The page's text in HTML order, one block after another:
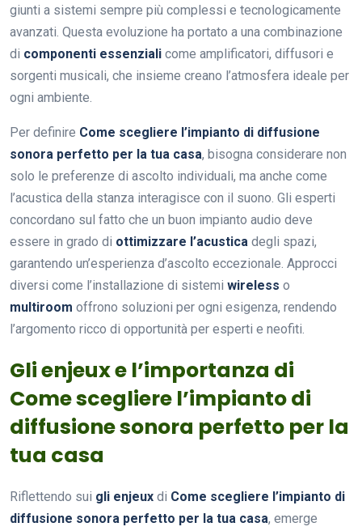
giunti a sistemi sempre più complessi e tecnologicamente
avanzati. Questa evoluzione ha portato a una combinazione
di componenti essenziali come amplificatori, diffusori e
sorgenti musicali, che insieme creano l’atmosfera ideale per
ogni ambiente.
Per definire Come scegliere l’impianto di diffusione
sonora perfetto per la tua casa, bisogna considerare non
solo le preferenze di ascolto individuali, ma anche come
l’acustica della stanza interagisce con il suono. Gli esperti
concordano sul fatto che un buon impianto audio deve
essere in grado di ottimizzare l’acustica degli spazi,
garantendo un’esperienza d’ascolto eccezionale. Approcci
diversi come l’installazione di sistemi wireless o
multiroom offrono soluzioni per ogni esigenza, rendendo
l’argomento ricco di opportunità per esperti e neofiti.
Gli enjeux e l’importanza di
Come scegliere l’impianto di
diffusione sonora perfetto per la
tua casa
Riflettendo sui gli enjeux di Come scegliere l’impianto di
diffusione sonora perfetto per la tua casa, emerge